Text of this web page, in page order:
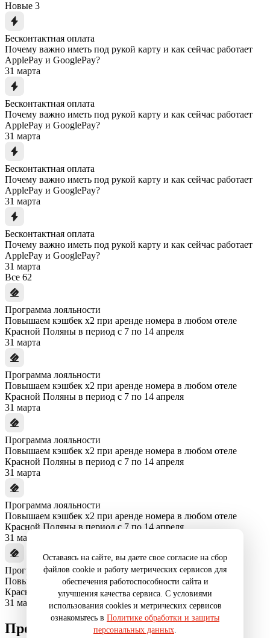
Оставаясь на сайте, вы даете свое согласие на сбор
файлов cookie и работу метрических сервисов для
обеспечения работоспособности сайта и
улучшения качества сервиса. С условиями
использования cookies и метрических сервисов
ознакомьтесь в Политике обработки и защиты
персональных данных.
Новые 3
Бесконтактная оплата
Почему важно иметь под рукой карту и как сейчас работает
ApplePay и GooglePay?
31 марта
Бесконтактная оплата
Почему важно иметь под рукой карту и как сейчас работает
ApplePay и GooglePay?
31 марта
Бесконтактная оплата
Почему важно иметь под рукой карту и как сейчас работает
ApplePay и GooglePay?
31 марта
Бесконтактная оплата
Почему важно иметь под рукой карту и как сейчас работает
ApplePay и GooglePay?
31 марта
Все 62
Программа лояльности
Повышаем кэшбек x2 при аренде номера в любом отеле
Красной Поляны в период с 7 по 14 апреля
31 марта
Программа лояльности
Повышаем кэшбек x2 при аренде номера в любом отеле
Красной Поляны в период с 7 по 14 апреля
31 марта
Программа лояльности
Повышаем кэшбек x2 при аренде номера в любом отеле
Красной Поляны в период с 7 по 14 апреля
31 марта
Программа лояльности
Повышаем кэшбек x2 при аренде номера в любом отеле
Красной Поляны в период с 7 по 14 апреля
31 марта
Программа лояльности
Повышаем кэшбек x2 при аренде номера в любом отеле
Красной Поляны в период с 7 по 14 апреля
31 марта
Промокод